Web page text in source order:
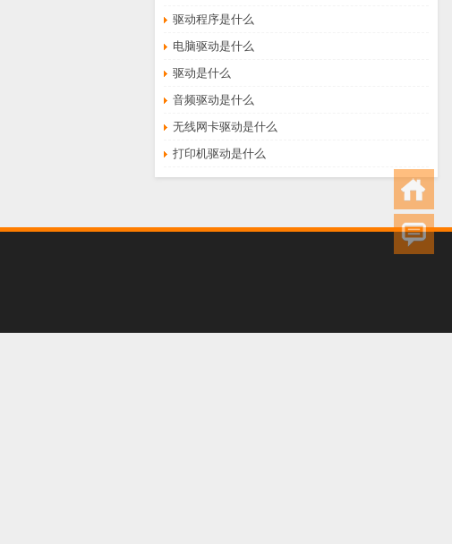
驱动程序是什么
电脑驱动是什么
驱动是什么
音频驱动是什么
无线网卡驱动是什么
打印机驱动是什么